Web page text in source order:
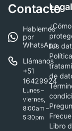
Contacto
Hablemos
por
WhatsApp
Llámanos
+51
16429924
Lunes –
viernes,
8:00am –
5:30pm
¿Cómo
tus
de
Libro